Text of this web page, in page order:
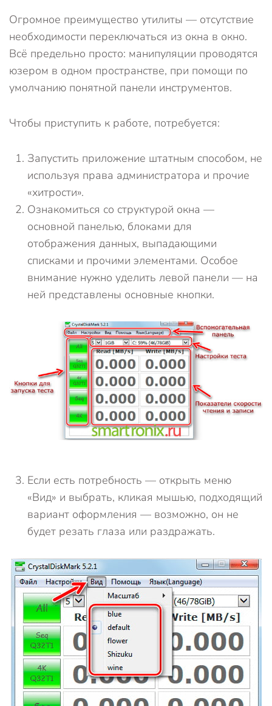
Огромное преимущество утилиты — отсутствие
необходимости переключаться из окна в окно.
Всё предельно просто: манипуляции проводятся
юзером в одном пространстве, при помощи по
умолчанию понятной панели инструментов.
Чтобы приступить к работе, потребуется:
Запустить приложение штатным способом, не
используя права администратора и прочие
«хитрости».
Ознакомиться со структурой окна —
основной панелью, блоками для
отображения данных, выпадающими
списками и прочими элементами. Особое
внимание нужно уделить левой панели — на
ней представлены основные кнопки.
Если есть потребность — открыть меню
«Вид» и выбрать, кликая мышью, подходящий
вариант оформления — возможно, он не
будет резать глаза или раздражать.